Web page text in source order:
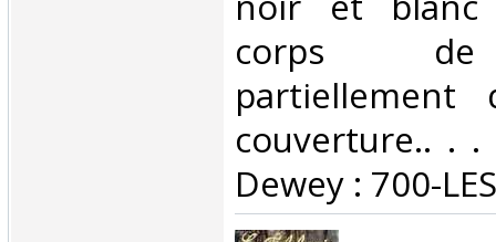
corps de
couverture.. . .
Dewey : 700-